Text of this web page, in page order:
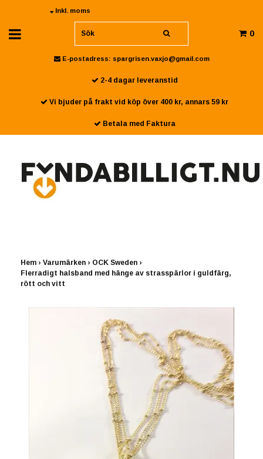
Inkl. moms
0
E-postadress: spargrisen.vaxjo@gmail.com
2-4 dagar leveranstid
Vi bjuder på frakt vid köp över 400 kr, annars 59 kr
Betala med Faktura
Hem › Varumärken › OCK Sweden ›
Flerradigt halsband med hänge av strasspärlor i guldfärg,
rött och vitt